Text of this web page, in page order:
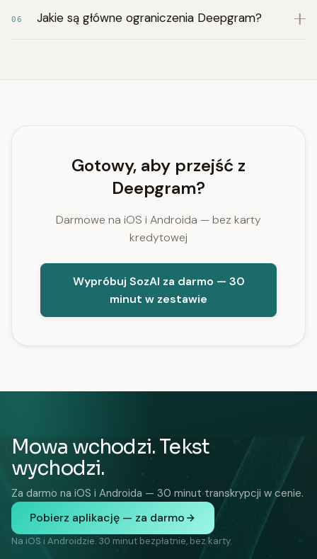
06 Jakie są główne ograniczenia Deepgram?
Gotowy, aby przejść z
Deepgram?
Darmowe na iOS i Androida — bez karty
kredytowej
Wypróbuj SozAI za darmo — 30
minut w zestawie
Mowa wchodzi. Tekst
wychodzi.
Za darmo na iOS i Androida — 30 minut transkrypcji w cenie.
Pobierz aplikację — za darmo
Na iOS i Androidzie. 30 minut bezpłatnie, bez karty.